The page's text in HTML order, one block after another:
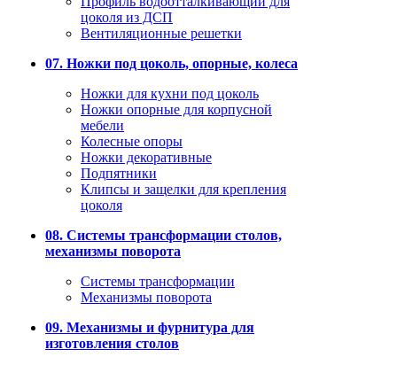
цоколя из ДСП
Вентиляционные решетки
07. Ножки под цоколь, опорные, колеса
Ножки для кухни под цоколь
Ножки опорные для корпусной
мебели
Колесные опоры
Ножки декоративные
Подпятники
Клипсы и защелки для крепления
цоколя
08. Системы трансформации столов,
механизмы поворота
Системы трансформации
Механизмы поворота
09. Механизмы и фурнитура для
изготовления столов